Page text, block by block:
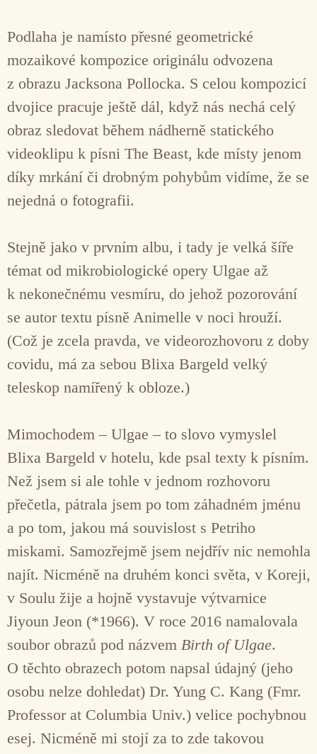
Podlaha je namísto přesné geometrické
mozaikové kompozice originálu odvozena
z obrazu Jacksona Pollocka. S celou kompozicí
dvojice pracuje ještě dál, když nás nechá celý
obraz sledovat během nádherně statického
videoklipu k písni The Beast, kde místy jenom
díky mrkání či drobným pohybům vidíme, že se
nejedná o fotografii.
Stejně jako v prvním albu, i tady je velká šíře
témat od mikrobiologické opery Ulgae až
k nekonečnému vesmíru, do jehož pozorování
se autor textu písně Animelle v noci hrouží.
(Což je zcela pravda, ve videorozhovoru z doby
covidu, má za sebou Blixa Bargeld velký
teleskop namířený k obloze.)
Mimochodem – Ulgae – to slovo vymyslel
Blixa Bargeld v hotelu, kde psal texty k písním.
Než jsem si ale tohle v jednom rozhovoru
přečetla, pátrala jsem po tom záhadném jménu
a po tom, jakou má souvislost s Petriho
miskami. Samozřejmě jsem nejdřív nic nemohla
najít. Nicméně na druhém konci světa, v Koreji,
v Soulu žije a hojně vystavuje výtvarnice
Jiyoun Jeon (*1966). V roce 2016 namalovala
soubor obrazů pod názvem Birth of Ulgae.
O těchto obrazech potom napsal údajný (jeho
osobu nelze dohledat) Dr. Yung C. Kang (Fmr.
Professor at Columbia Univ.) velice pochybnou
esej. Nicméně mi stojí za to zde takovou